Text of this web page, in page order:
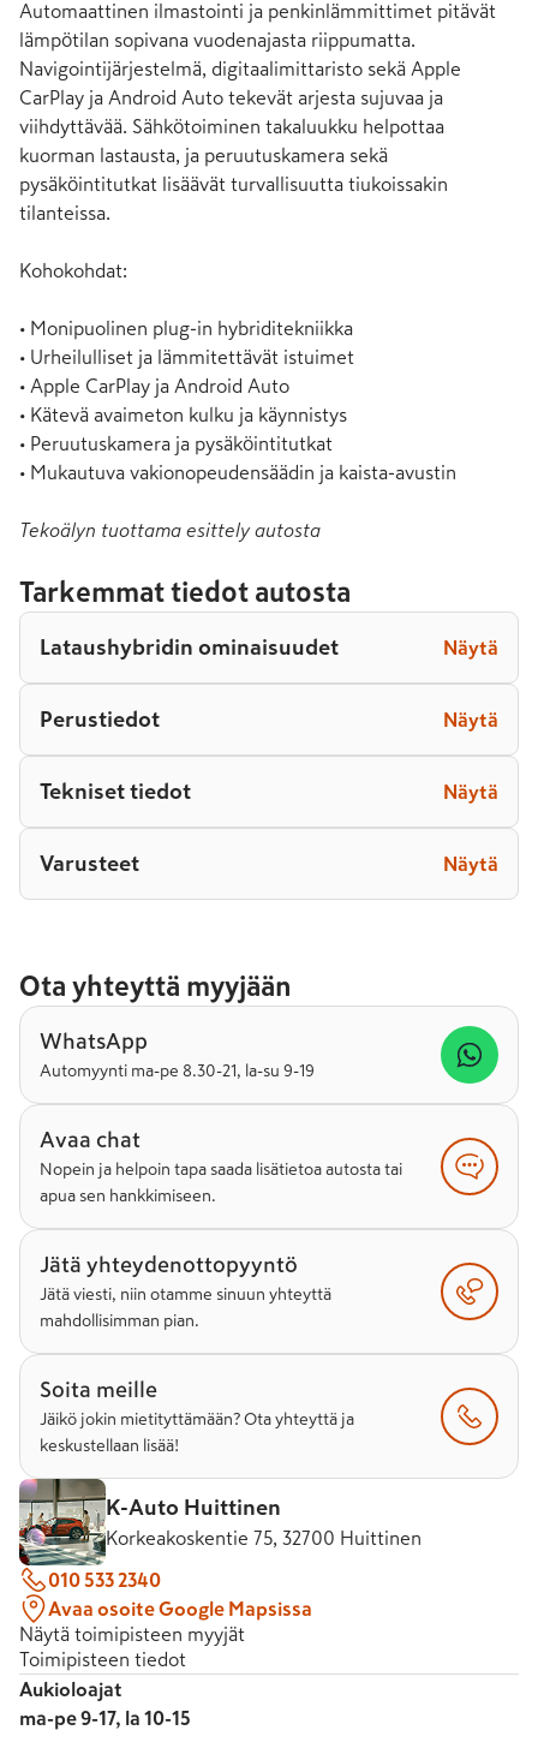
Automaattinen ilmastointi ja penkinlämmittimet pitävät
lämpötilan sopivana vuodenajasta riippumatta.
Navigointijärjestelmä, digitaalimittaristo sekä Apple
CarPlay ja Android Auto tekevät arjesta sujuvaa ja
viihdyttävää. Sähkötoiminen takaluukku helpottaa
kuorman lastausta, ja peruutuskamera sekä
pysäköintitutkat lisäävät turvallisuutta tiukoissakin
tilanteissa.
Kohokohdat:
• Monipuolinen plug-in hybriditekniikka
• Urheilulliset ja lämmitettävät istuimet
• Apple CarPlay ja Android Auto
• Kätevä avaimeton kulku ja käynnistys
• Peruutuskamera ja pysäköintitutkat
• Mukautuva vakionopeudensäädin ja kaista-avustin
Tekoälyn tuottama esittely autosta
Tarkemmat tiedot autosta
Lataushybridin ominaisuudet Näytä
Perustiedot Näytä
Tekniset tiedot Näytä
Varusteet Näytä
Ota yhteyttä myyjään
WhatsApp
Automyynti ma-pe 8.30-21, la-su 9-19
Avaa chat
Nopein ja helpoin tapa saada lisätietoa autosta tai
apua sen hankkimiseen.
Jätä yhteydenottopyyntö
Jätä viesti, niin otamme sinuun yhteyttä
mahdollisimman pian.
Soita meille
Jäikö jokin mietityttämään? Ota yhteyttä ja
keskustellaan lisää!
K-Auto Huittinen
Korkeakoskentie 75, 32700 Huittinen
010 533 2340
Avaa osoite Google Mapsissa
Näytä toimipisteen myyjät
Toimipisteen tiedot
Aukioloajat
ma-pe 9-17, la 10-15